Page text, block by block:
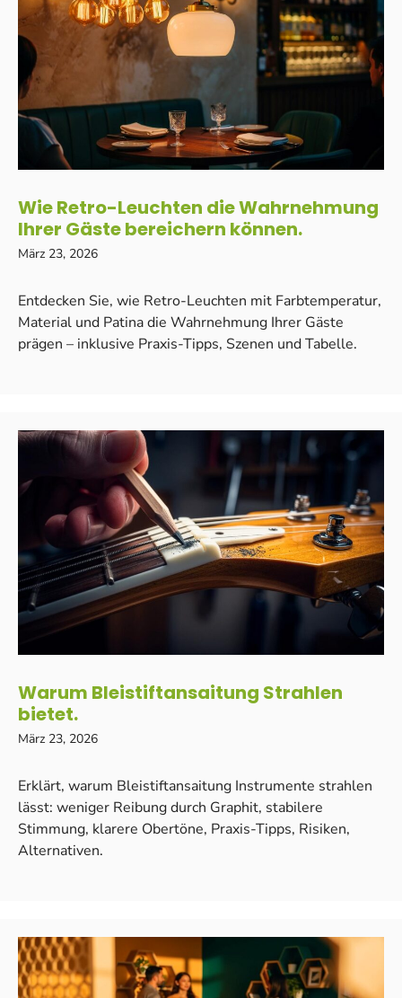
Wie Retro-Leuchten die Wahrnehmung
Ihrer Gäste bereichern können.
März 23, 2026
Entdecken Sie, wie Retro-Leuchten mit Farbtemperatur,
Material und Patina die Wahrnehmung Ihrer Gäste
prägen – inklusive Praxis-Tipps, Szenen und Tabelle.
Warum Bleistiftansaitung Strahlen
bietet.
März 23, 2026
Erklärt, warum Bleistiftansaitung Instrumente strahlen
lässt: weniger Reibung durch Graphit, stabilere
Stimmung, klarere Obertöne, Praxis-Tipps, Risiken,
Alternativen.